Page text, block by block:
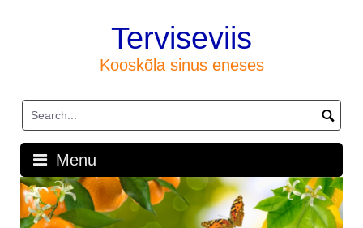
Terviseviis
Kooskõla sinus eneses
Menu